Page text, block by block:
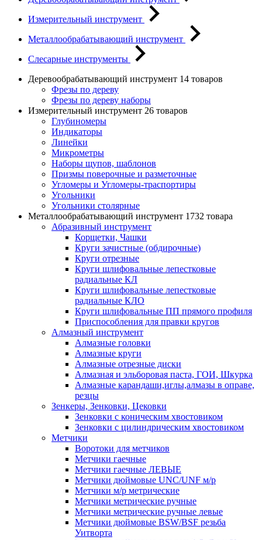
Измерительный инструмент
Металлообрабатывающий инструмент
Слесарные инструменты
Деревообрабатывающий инструмент 14 товаров
Фрезы по дереву
Фрезы по дереву наборы
Измерительный инструмент 26 товаров
Глубиномеры
Индикаторы
Линейки
Микрометры
Наборы щупов, шаблонов
Призмы поверочные и разметочные
Угломеры и Угломеры-траспортиры
Угольники
Угольники столярные
Металлообрабатывающий инструмент 1732 товара
Абразивный инструмент
Корщетки, Чашки
Круги зачистные (обдирочные)
Круги отрезные
Круги шлифовальные лепестковые
радиальные КЛ
Круги шлифовальные лепестковые
радиальные КЛО
Круги шлифовальные ПП прямого профиля
Приспособления для правки кругов
Алмазный инструмент
Алмазные головки
Алмазные круги
Алмазные отрезные диски
Алмазная и эльборовая паста, ГОИ, Шкурка
Алмазные карандаши,иглы,алмазы в оправе,
резцы
Зенкеры, Зенковки, Цековки
Зенковки с коническим хвостовиком
Зенковки с цилиндрическим хвостовиком
Метчики
Воротоки для метчиков
Метчики гаечные
Метчики гаечные ЛЕВЫЕ
Метчики дюймовые UNC/UNF м/р
Метчики м/р метрические
Метчики метрические ручные
Метчики метрические ручные левые
Метчики дюймовые BSW/BSF резьба
Уитворта